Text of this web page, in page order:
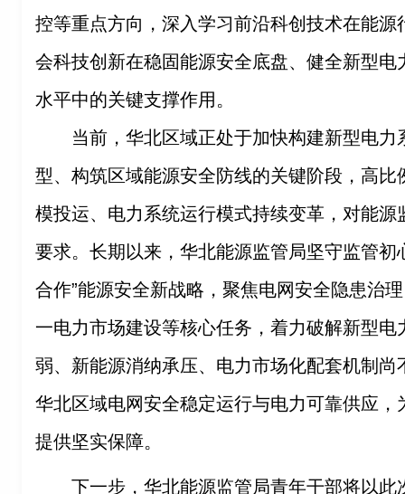
控等重点方向，深入学习前沿科创技术在能
会科技创新在稳固能源安全底盘、健全新型
水平中的关键支撑作用。
当前，华北区域正处于加快构建新型电
型、构筑区域能源安全防线的关键阶段，高
模投运、电力系统运行模式持续变革，对能
要求。长期以来，华北能源监管局坚守监管初
合作”能源安全新战略，聚焦电网安全隐患治
一电力市场建设等核心任务，着力破解新型
弱、新能源消纳承压、电力市场化配套机制
华北区域电网安全稳定运行与电力可靠供应
提供坚实保障。
下一步，华北能源监管局青年干部将以